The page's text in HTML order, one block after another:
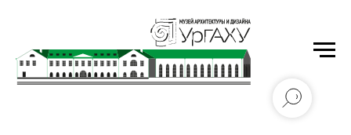
Уральский государственный архитектурно-
художественный университет имени Н.С. Алфёрова